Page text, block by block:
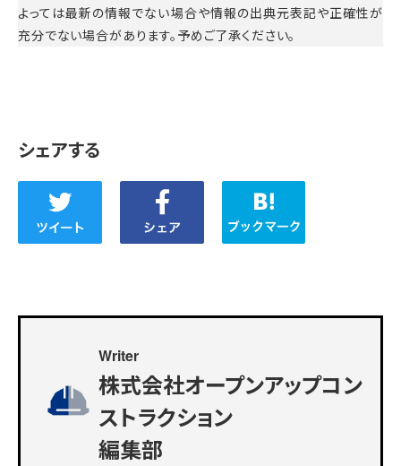
よっては最新の情報でない場合や情報の出典元表記や正確性が
充分でない場合があります。予めご了承ください。
シェアする
Writer
株式会社オープンアップコン
ストラクション
編集部